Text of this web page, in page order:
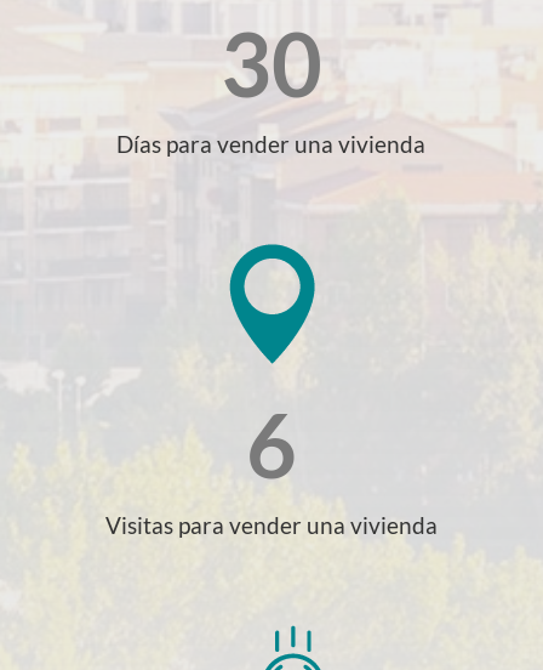
30
Días para vender una vivienda
6
Visitas para vender una vivienda